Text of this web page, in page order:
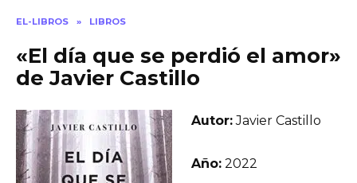
EL-LIBROS » LIBROS
«El día que se perdió el amor»
de Javier Castillo
Autor:Javier Castillo
Año: 2022